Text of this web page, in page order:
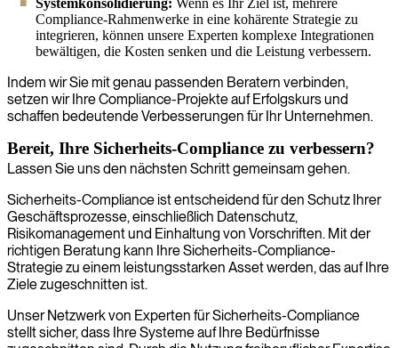
Compliance-Rahmenwerke in eine kohärente Strategie zu
integrieren, können unsere Experten komplexe Integrationen
bewältigen, die Kosten senken und die Leistung verbessern.
Indem wir Sie mit genau passenden Beratern verbinden,
setzen wir Ihre Compliance-Projekte auf Erfolgskurs und
schaffen bedeutende Verbesserungen für Ihr Unternehmen.
Bereit, Ihre Sicherheits-Compliance zu verbessern?
Lassen Sie uns den nächsten Schritt gemeinsam gehen.
Sicherheits-Compliance ist entscheidend für den Schutz Ihrer
Geschäftsprozesse, einschließlich Datenschutz,
Risikomanagement und Einhaltung von Vorschriften. Mit der
richtigen Beratung kann Ihre Sicherheits-Compliance-
Strategie zu einem leistungsstarken Asset werden, das auf Ihre
Ziele zugeschnitten ist.
Unser Netzwerk von Experten für Sicherheits-Compliance
stellt sicher, dass Ihre Systeme auf Ihre Bedürfnisse